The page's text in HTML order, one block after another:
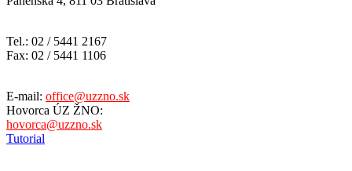
Tel.: 02 / 5441 2167
Fax: 02 / 5441 1106
E-mail: office@uzzno.sk
Hovorca ÚZ ŽNO:
hovorca@uzzno.sk
Tutorial